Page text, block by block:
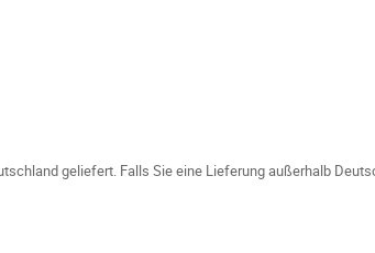
geliefert. Falls Sie eine Lieferung außerhalb